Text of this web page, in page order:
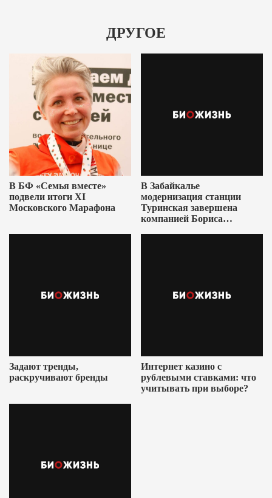
ДРУГОЕ
В БФ «Семья вместе»
подвели итоги XI
Московского Марафона
В Забайкалье
модернизация станции
Туринская завершена
компанией Бориса
Задают тренды,
раскручивают бренды
Интернет казино с
рублевыми ставками: что
учитывать при выборе?